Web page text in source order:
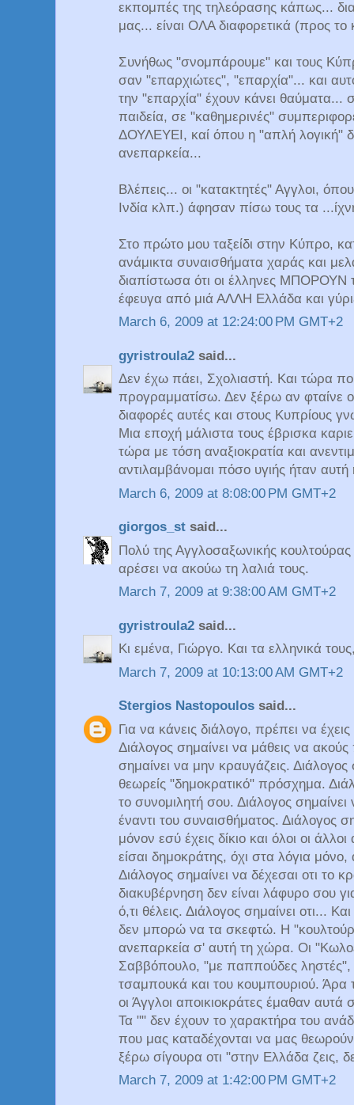
εκπομπές της τηλεόρασης κάπως...
μας... είναι ΟΛΑ διαφορετικά (προς το
Συνήθως "σνομπάρουμε" και τους
σαν "επαρχιώτες", "επαρχία"... και
την "επαρχία" έχουν κάνει θαύματα...
παιδεία, σε "καθημερινές"
ΔΟΥΛΕΥΕΙ, καί όπου η "απλή λογική"
ανεπαρκεία...
Βλέπεις... οι "κατακτητές" Αγγλοι,
Ινδία κλπ.) άφησαν πίσω τους τα
Στο πρώτο μου ταξείδι στην Κύπρο,
ανάμικτα συναισθήματα χαράς και
διαπίστωσα ότι οι έλληνες ΜΠΟΡΟΥΝ
έφευγα από μιά ΑΛΛΗ Ελλάδα και
March 6, 2009 at 12:24:00 PM GMT+2
gyristroula2 said...
Δεν έχω πάει, Σχολιαστή. Και τώρα
προγραμματίσω. Δεν ξέρω αν φταίνε
διαφορές αυτές και στους Κυπρίους
Μια εποχή μάλιστα τους έβρισκα
τώρα με τόση αναξιοκρατία και
αντιλαμβάνομαι πόσο υγιής ήταν αυτή
March 6, 2009 at 8:08:00 PM GMT+2
giorgos_st said...
Πολύ της Αγγλοσαξωνικής
αρέσει να ακούω τη λαλιά τους.
March 7, 2009 at 9:38:00 AM GMT+2
gyristroula2 said...
Κι εμένα, Γιώργο. Και τα ελληνικά
March 7, 2009 at 10:13:00 AM GMT+2
Stergios Nastopoulos said...
Για να κάνεις διάλογο, πρέπει να έχεις
Διάλογος σημαίνει να μάθεις να
σημαίνει να μην κραυγάζεις. Διάλογος
θεωρείς "δημοκρατικό" πρόσχημα.
το συνομιλητή σου. Διάλογος
έναντι του συναισθήματος. Διάλογος
μόνον εσύ έχεις δίκιο και όλοι οι
είσαι δημοκράτης, όχι στα λόγια
Διάλογος σημαίνει να δέχεσαι οτι το
διακυβέρνηση δεν είναι λάφυρο σου
ό,τι θέλεις. Διάλογος σημαίνει οτι...
δεν μπορώ να τα σκεφτώ. Η
ανεπαρκεία σ' αυτή τη χώρα. Οι
Σαββόπουλο, "με παππούδες ληστές",
τσαμπουκά και του κουμπουριού. Άρα
οι Άγγλοι αποικιοκράτες έμαθαν
Τα "" δεν έχουν το χαρακτήρα του
που μας καταδέχονται να μας
ξέρω σίγουρα οτι "στην Ελλάδα ζεις,
March 7, 2009 at 1:42:00 PM GMT+2